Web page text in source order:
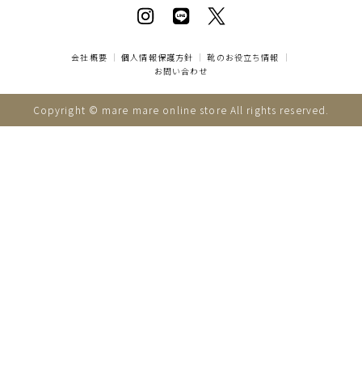
会社概要 ｜個人情報保護方針 ｜靴のお役立ち情報 ｜
お問い合わせ
Copyright © mare mare online store All rights reserved.